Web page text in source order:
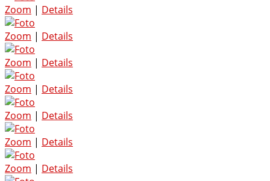
Zoom | Details
Zoom | Details
Zoom | Details
Zoom | Details
Zoom | Details
Zoom | Details
Zoom | Details